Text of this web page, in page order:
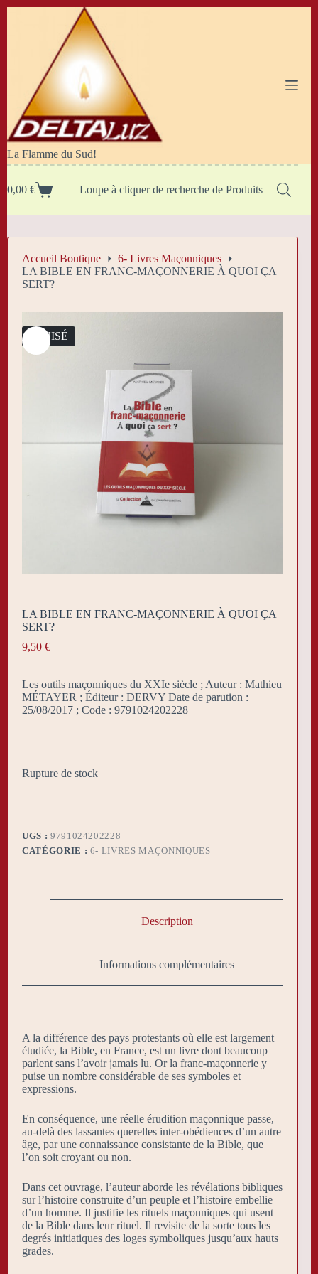
La Flamme du Sud!
Panier
0,00 € Loupe à cliquer de recherche de Produits
Accueil Boutique
6- Livres Maçonniques
LA BIBLE EN FRANC-MAÇONNERIE À QUOI ÇA
SERT?
ÉPUISÉ
LA BIBLE EN FRANC-MAÇONNERIE À QUOI ÇA
SERT?
9,50 €
Les outils maçonniques du XXIe siècle ; Auteur : Mathieu
MÉTAYER ; Éditeur : DERVY Date de parution :
25/08/2017 ; Code : 9791024202228
Rupture de stock
UGS : 9791024202228
CATÉGORIE : 6- LIVRES MAÇONNIQUES
Description
Informations complémentaires
A la différence des pays protestants où elle est largement
étudiée, la Bible, en France, est un livre dont beaucoup
parlent sans l’avoir jamais lu. Or la franc-maçonnerie y
puise un nombre considérable de ses symboles et
expressions.
En conséquence, une réelle érudition maçonnique passe,
au-delà des lassantes querelles inter-obédiences d’un autre
âge, par une connaissance consistante de la Bible, que
l’on soit croyant ou non.
Dans cet ouvrage, l’auteur aborde les révélations bibliques
sur l’histoire construite d’un peuple et l’histoire embellie
d’un homme. Il justifie les rituels maçonniques qui usent
de la Bible dans leur rituel. Il revisite de la sorte tous les
degrés initiatiques des loges symboliques jusqu’aux hauts
grades.